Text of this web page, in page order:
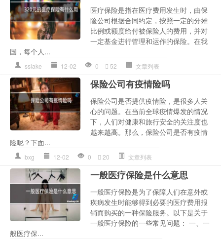
医疗保险是指在医疗费用发生时，由保
险公司根据合同约定，按照一定的分摊
比例或额度给付被保险人的费用，并对
一定基金进行管理和运作的保险。在我
国，每个人...
sslake 12-02 0 52 文章列表
保险公司有疫情险吗
保险公司是否提供疫情险，是很多人关
心的问题。在当前全球疫情爆发的情况
下，人们对健康和旅行安全的关注度也
越来越高。那么，保险公司是否有疫情
险呢？下面...
bxg 12-02 0 20 文章列表
一般医疗保险是什么意思
一般医疗保险是为了保障人们在意外或
疾病发生时能够得到必要的医疗费用报
销而购买的一种保险服务。以下是关于
一般医疗保险的一些常见问题： 一、一
般医疗保...